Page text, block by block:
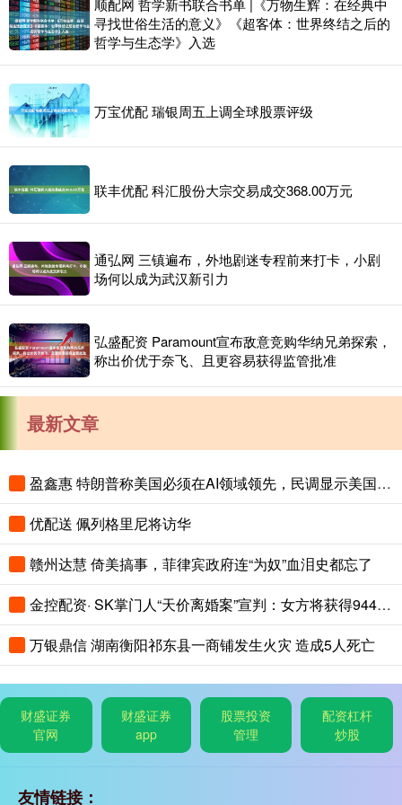
顺配网 哲学新书联合书单 |《万物生辉：在经典中
寻找世俗生活的意义》《超客体：世界终结之后的
哲学与生态学》入选
万宝优配 瑞银周五上调全球股票评级
联丰优配 科汇股份大宗交易成交368.00万元
通弘网 三镇遍布，外地剧迷专程前来打卡，小剧
场何以成为武汉新引力
弘盛配资 Paramount宣布敌意竞购华纳兄弟探索，
称出价优于奈飞、且更容易获得监管批准
最新文章
盈鑫惠 特朗普称美国必须在AI领域领先，民调显示美国人认为中国AI更先进
优配送 佩列格里尼将访华
赣州达慧 倚美搞事，菲律宾政府连“为奴”血泪史都忘了
金控配资· SK掌门人“天价离婚案”宣判：女方将获得9440亿韩元财产！
万银鼎信 湖南衡阳祁东县一商铺发生火灾 造成5人死亡
财盛证券
官网
财盛证券
app
股票投资
管理
配资杠杆
炒股
友情链接：